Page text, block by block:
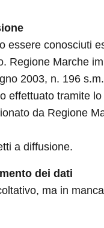
essere conosciuti
Regione Marche
2003, n. 196
effettuato tramite
da Regione
a diffusione.
dei dati
ma in